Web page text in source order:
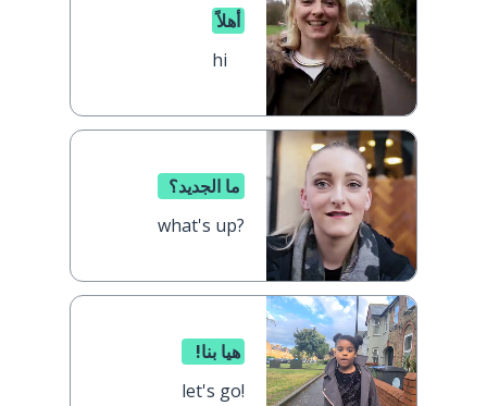
أهلاً
hi
ما الجديد؟
what's up?
هيا بنا!
let's go!